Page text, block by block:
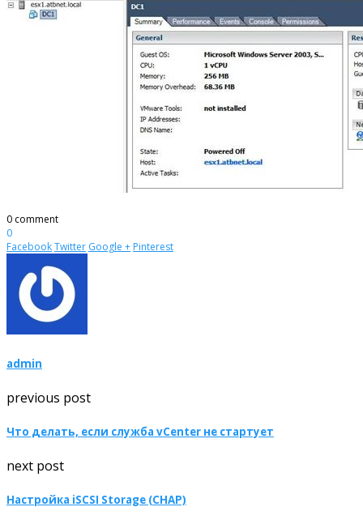
0 comment
0
FacebookTwitter Google + Pinterest
admin
previous post
Что делать, если служба vCenter не стартует
next post
Настройка iSCSI Storage (CHAP)